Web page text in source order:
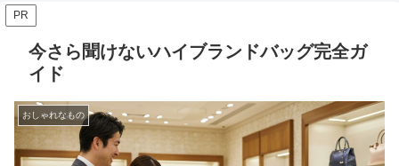
PR
今さら聞けないハイブランドバッグ完全ガ
イド
おしゃれなもの